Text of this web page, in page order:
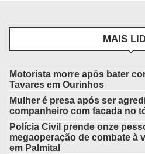
MAIS
Motorista morre após bater
Tavares em Ourinhos
Mulher é presa após ser
companheiro com facada no
Polícia Civil prende onze
megaoperação de combate à
em Palmital